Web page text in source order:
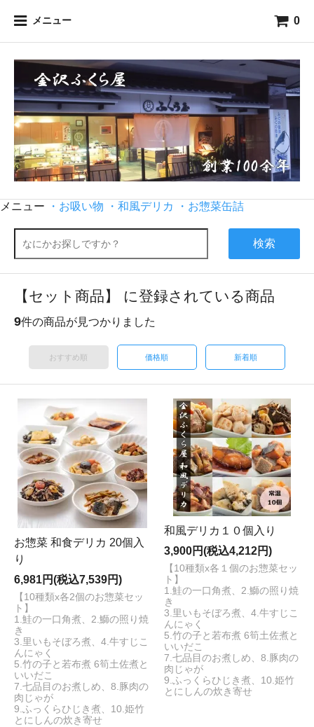
メニュー 0
メニュー ・お吸い物 ・和風デリカ ・お惣菜缶詰
検索
【セット商品】 に登録されている商品
9件の商品が見つかりました
おすすめ順 価格順 新着順
お惣菜 和食デリカ 20個入
り
6,981円(税込7,539円)
【10種類x各2個のお惣菜セッ
ト】
1.鮭の一口角煮、2.鰤の照り焼
き
3.里いもそぼろ煮、4.牛すじこ
んにゃく
5.竹の子と若布煮 6筍土佐煮と
いいだこ
7.七品目のお煮しめ、8.豚肉の
肉じゃが
9.ふっくらひじき煮、10.姫竹
とにしんの炊き寄せ
和風デリカ１０個入り
3,900円(税込4,212円)
【10種類x各１個のお惣菜セッ
ト】
1.鮭の一口角煮、2.鰤の照り焼
き
3.里いもそぼろ煮、4.牛すじこ
んにゃく
5.竹の子と若布煮 6筍土佐煮と
いいだこ
7.七品目のお煮しめ、8.豚肉の
肉じゃが
9.ふっくらひじき煮、10.姫竹
とにしんの炊き寄せ